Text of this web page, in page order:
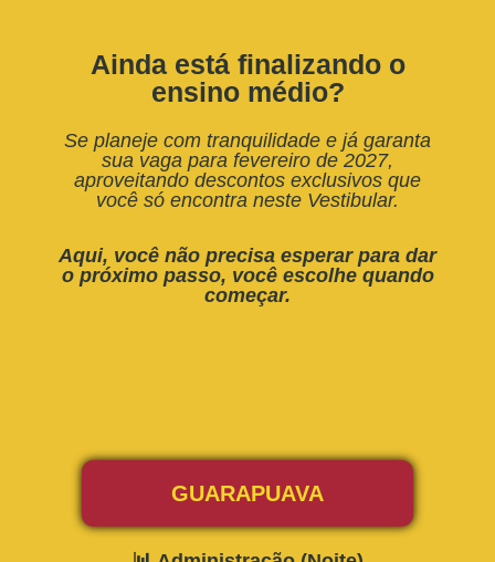
Ainda está finalizando o
ensino médio?
Se planeje com tranquilidade e já garanta
sua vaga para fevereiro de 2027,
aproveitando descontos exclusivos que
você só encontra neste Vestibular.
Aqui, você não precisa esperar para dar
o próximo passo, você escolhe quando
começar.
GUARAPUAVA